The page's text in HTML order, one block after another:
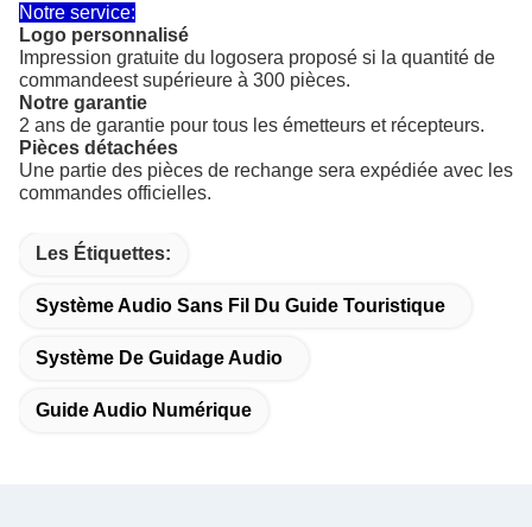
Notre service:
Logo personnalisé
Impression gratuite du logosera proposé si la quantité de
commandeest supérieure à 300 pièces.
Notre garantie
2 ans de garantie pour tous les émetteurs et récepteurs.
Pièces détachées
Une partie des pièces de rechange sera expédiée avec les
commandes officielles.
Les Étiquettes:
Système Audio Sans Fil Du Guide Touristique
Système De Guidage Audio
Guide Audio Numérique